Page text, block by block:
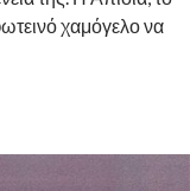
χαμόγελο να